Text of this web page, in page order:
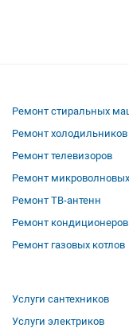
Ремонт стиральных
Ремонт холодильников
Ремонт телевизоров
Ремонт
Ремонт ТВ-антенн
Ремонт кондиционеров
Ремонт газовых котлов
Услуги сантехников
Услуги электриков